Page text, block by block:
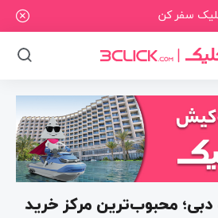
سفر کن
محبوب‌ترین مرکز خرید